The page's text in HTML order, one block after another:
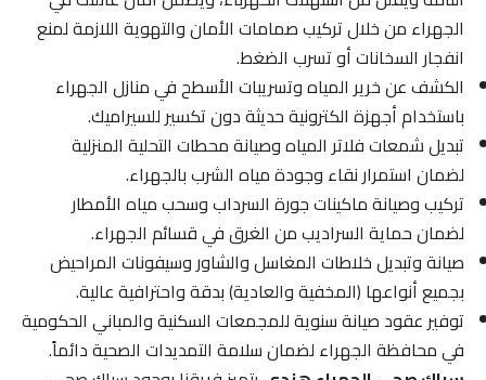
الجهراء من خلال تركيب صمامات الأمان والتهوية اللازمة لمنع
انفجار السخانات أو تسرب الضغط.
الكشف عن خرير المياه وتسريبات الأسطح في منازل الجهراء
باستخدام أجهزة الكترونية حديثة دون تكسير للسيراميك.
تبديل شمعات فلاتر المياه وصيانة محطات التحلية المنزلية
لضمان استمرار نقاء وجودة مياه الشرب بالجهراء.
تركيب وصيانة ماكينات جورة السرداب وسحب مياه الأمطار
لضمان حماية السراديب من الغرق في قسائم الجهراء.
صيانة وتبديل خلاطات المغاسل والشاور وسيفونات المراحيض
بجميع أنواعها (المخفية والعادية) بدقة واحترافية عالية.
توفير عقود صيانة سنوية للمجمعات السكنية والمباني الحكومية
في محافظة الجهراء لضمان سلامة التمديدات الصحية دائماً.